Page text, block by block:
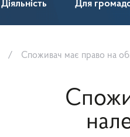
Діяльність Для
Споживач має право на